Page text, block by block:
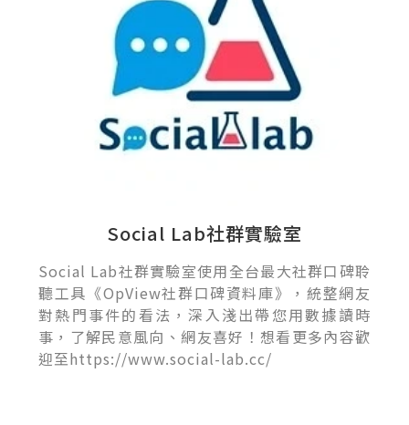
Social Lab社群實驗室
Social Lab社群實驗室使用全台最大社群口碑聆
聽工具《OpView社群口碑資料庫》，統整網友
對熱門事件的看法，深入淺出帶您用數據讀時
事，了解民意風向、網友喜好！想看更多內容歡
迎至https://www.social-lab.cc/